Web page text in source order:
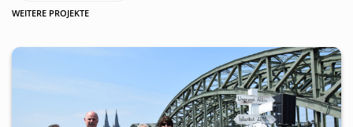
WEITERE PROJEKTE